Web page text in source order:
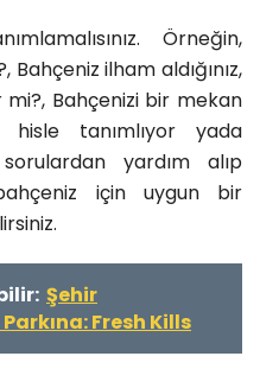
Örneğin,
Bahçeniz ilham aldığınız,
Bahçenizi bir mekan
tanımlıyor yada
yardım alıp
için uygun bir
Şehir
Fresh Kills